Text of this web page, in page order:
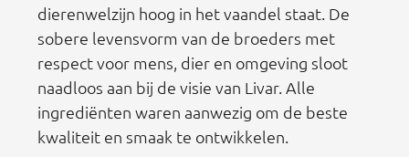
dierenwelzijn hoog in het vaandel staat. De
sobere levensvorm van de broeders met
respect voor mens, dier en omgeving sloot
naadloos aan bij de visie van Livar. Alle
ingrediënten waren aanwezig om de beste
kwaliteit en smaak te ontwikkelen.